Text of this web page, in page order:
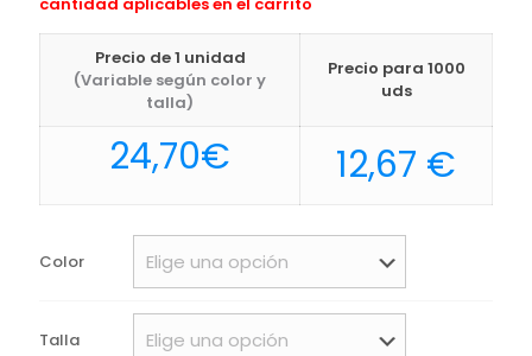
Precio de 1 unidad
(Variable según color y
talla)
Precio para 1000
uds
24,70€ 12,67 €
Color
Talla